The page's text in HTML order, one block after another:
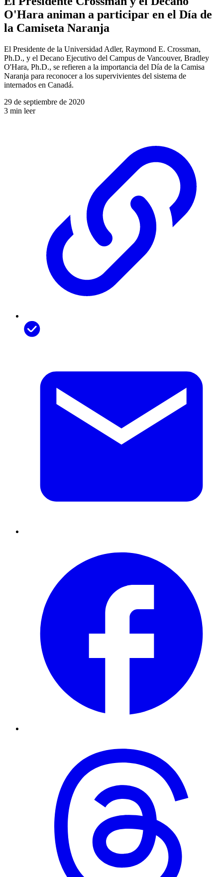
O'Hara animan a participar en el Día de
la Camiseta Naranja
El Presidente de la Universidad Adler, Raymond E. Crossman,
Ph.D., y el Decano Ejecutivo del Campus de Vancouver, Bradley
O'Hara, Ph.D., se refieren a la importancia del Día de la Camisa
Naranja para reconocer a los supervivientes del sistema de
internados en Canadá.
29 de septiembre de 2020
3 min leer